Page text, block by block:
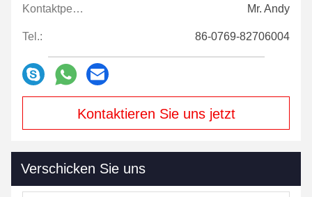
Kontaktpersonen: Mr. Andy
Tel.: 86-0769-82706004
Kontaktieren Sie uns jetzt
Verschicken Sie uns